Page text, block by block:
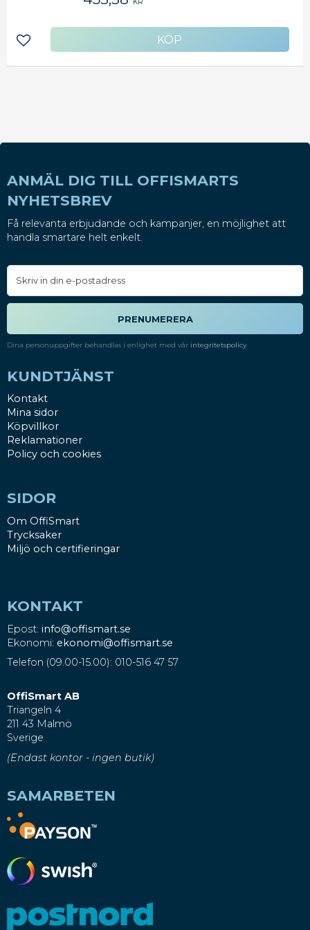
Använder 1 st. AA-batteri (medföljer ej). -
Lägg till i favoriter
ANMÄL DIG TILL OFFISMARTS
NYHETSBREV
Få relevanta erbjudande och kampanjer, en möjlighet att
handla smartare helt enkelt.
PRENUMERERA
Dina personuppgifter behandlas i enlighet med vår integritetspolicy.
KUNDTJÄNST
Kontakt
Mina sidor
Köpvillkor
Reklamationer
Policy och cookies
SIDOR
Om OffiSmart
Trycksaker
Miljö och certifieringar
KONTAKT
Epost: info@offismart.se
Ekonomi: ekonomi@offismart.se
Telefon (09.00-15.00): 010-516 47 57
OffiSmart AB
Triangeln 4
211 43 Malmö
Sverige
(Endast kontor - ingen butik)
SAMARBETEN